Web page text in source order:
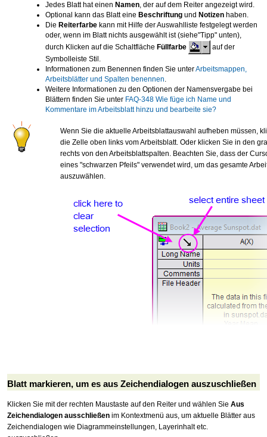
Jedes Blatt hat einen Namen, der auf dem Reiter angezeigt wird.
Optional kann das Blatt eine Beschriftung und Notizen haben.
Die Reiterfarbe kann mit Hilfe der Auswahlliste festgelegt werden
oder, wenn im Blatt nichts ausgewählt ist (siehe"Tipp" unten),
durch Klicken auf die Schaltfläche Füllfarbe
auf der
Symbolleiste Stil.
Informationen zum Benennen finden Sie unterArbeitsmappen,
Arbeitsblätter und Spalten benennen.
Weitere Informationen zu den Optionen der Namensvergabe bei
Blättern finden Sie unter FAQ-348 Wie füge ich Name und
Kommentare im Arbeitsblatt hinzu und bearbeite sie?
Wenn Sie die aktuelle Arbeitsblattauswahl aufheben müssen,
die Zelle oben links vom Arbeitsblatt. Oder klicken Sie in den
rechts von den Arbeitsblattspalten. Beachten Sie, dass der
eines "schwarzen Pfeils" verwendet wird, um das gesamte
auszuwählen.
Blatt markieren, um es aus Zeichendialogen auszuschließen
Klicken Sie mit der rechten Maustaste auf den Reiter und wählen Sie Aus
Zeichendialogen ausschließen im Kontextmenü aus, um aktuelle Blätter aus
Zeichendialogen wie Diagrammeinstellungen, Layerinhalt etc.